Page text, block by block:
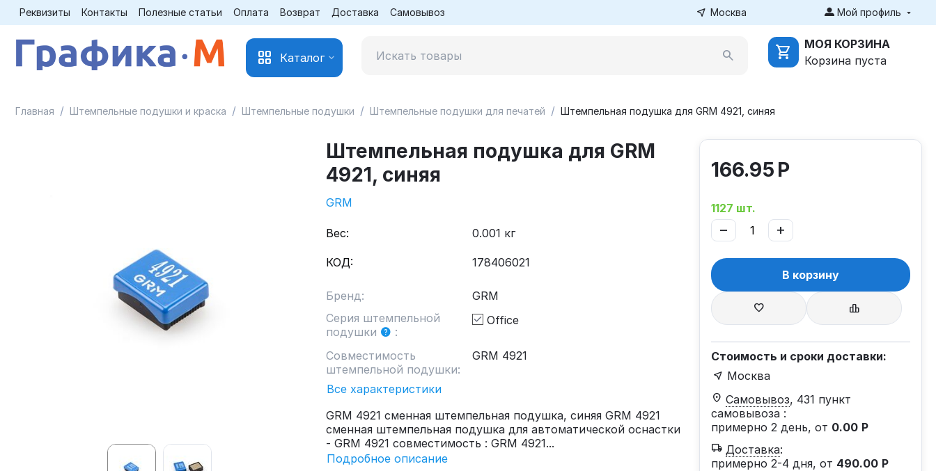
Реквизиты Контакты Полезные статьи Оплата Возврат Доставка Самовывоз Москва Мой профиль
Каталог
МОЯ КОРЗИНА
Корзина пуста
Главная / Штемпельные подушки и краска / Штемпельные подушки / Штемпельные подушки для печатей / Штемпельная подушка для GRM 4921, синяя
Штемпельная подушка для GRM
4921, синяя
GRM
Вес: 0.001 кг
КОД: 178406021
Бренд:
GRM
Серия штемпельной
подушки
:
Office
Совместимость
штемпельной подушки:
GRM 4921
Все характеристики
GRM 4921 сменная штемпельная подушка, синяя GRM 4921
сменная штемпельная подушка для автоматической оснастки
- GRM 4921 совместимость : GRM 4921...
Подробное описание
166.95 Р
1127 шт.
+
−
В корзину
Стоимость и сроки доставки:
Москва
Самовывоз, 431 пункт
самовывоза :
примерно 2 день, от 0.00 Р
Доставка:
примерно 2-4 дня, от 490.00 Р